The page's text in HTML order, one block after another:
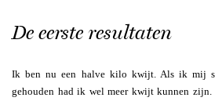
De eerste resultaten
Ik ben nu een halve kilo kwijt. Als ik mij
gehouden had ik wel meer kwijt kunnen zijn.